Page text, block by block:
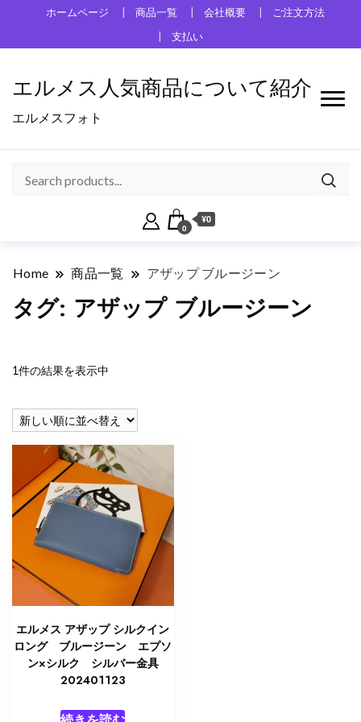
ホームページ 商品一覧 会社概要
ご注文方法
支払い
エルメス人気商品について紹介
エルメスフォト
0
¥0
Home 商品一覧 アザップ ブルージーン
タグ: アザップ ブルージーン
1件の結果を表示中
エルメス アザップ シルクイン
ロング ブルージーン エプソ
ン×シルク シルバー金具
202401123